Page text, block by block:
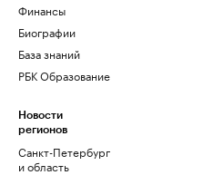
Финансы
Биографии
База знаний
РБК Образование
Новости
регионов
Санкт-Петербург
и область